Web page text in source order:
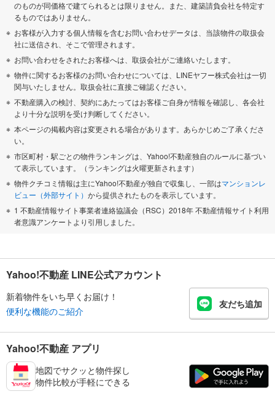
のものが同価格で建てられるとは限りません。また、建築請負会社を特定す
るものではありません。
お客様が入力する個人情報を含むお問い合わせデータは、当該物件の取扱会
社に送信され、そこで管理されます。
お問い合わせをされたお客様へは、取扱会社がご連絡いたします。
物件に関するお客様のお問い合わせについては、LINEヤフー株式会社は一切
関与いたしません。取扱会社に直接ご確認ください。
不動産購入の検討、契約にあたってはお客様ご自身が情報を確認し、各会社
より十分な説明を受け判断してください。
本ページの掲載内容は変更される場合があります。あらかじめご了承くださ
い。
市区町村・駅ごとの物件ランキングは、Yahoo!不動産独自のルールに基づい
て表示しています。（ランキングは火曜更新されます）
物件クチコミ情報は主にYahoo!不動産が独自で収集し、一部はマンションレ
ビュー（外部サイト） から提供されたものを表示しています。
1 不動産情報サイト事業者連絡協議会（RSC）2018年 不動産情報サイト利用
者意識アンケートより引用しました。
Yahoo!不動産 LINE公式アカウント
新着物件をいち早くお届け！
便利な機能のご紹介
友だち追加
Yahoo!不動産 アプリ
地図でサクッと物件探し
物件比較が手軽にできる